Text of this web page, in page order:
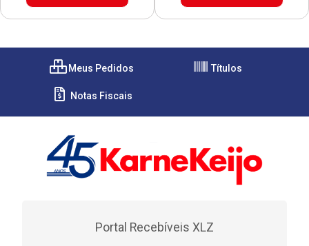
Meus Pedidos Títulos
Notas Fiscais
Portal Recebíveis XLZ